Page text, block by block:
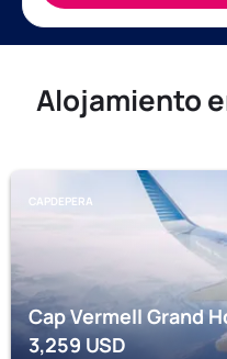
Alojamiento
CAPDEPERA
Cap Vermell Grand
3,259 USD